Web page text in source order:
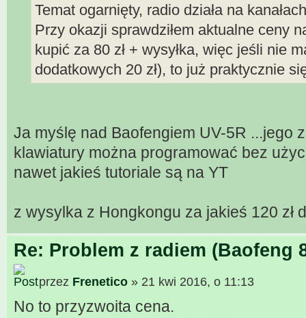
Temat ogarnięty, radio działa na
Przy okazji sprawdziłem aktualne ceny
kupić za 80 zł + wysyłka, więc jeśli nie
dodatkowych 20 zł), to już praktycznie
Ja myślę nad Baofengiem UV-5R ...jego
klawiatury można programować bez
nawet jakieś tutoriale są na YT
z wysylka z Hongkongu za jakieś 120 zł
Re: Problem z radiem (Baofeng
przez Frenetico » 21 kwi 2016, o 11:13
No to przyzwoita cena.